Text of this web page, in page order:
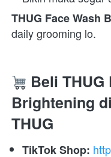
THUG Face Wash
daily grooming lo.
Beli THUG
Brightening
THUG
TikTok Shop: